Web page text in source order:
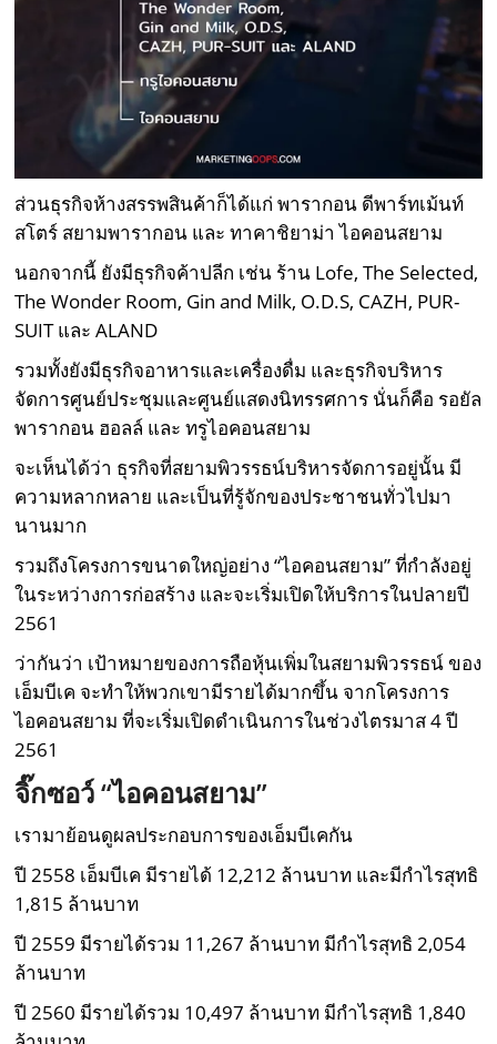
ส่วนธุรกิจห้างสรรพสินค้าก็ได้แก่ พารากอน ดีพาร์ทเม้นท์
สโตร์ สยามพารากอน และ ทาคาชิยาม่า ไอคอนสยาม
นอกจากนี้ ยังมีธุรกิจค้าปลีก เช่น ร้าน Lofe, The Selected,
The Wonder Room, Gin and Milk, O.D.S, CAZH, PUR-
SUIT และ ALAND
รวมทั้งยังมีธุรกิจอาหารและเครื่องดื่ม และธุรกิจบริหาร
จัดการศูนย์ประชุมและศูนย์แสดงนิทรรศการ นั่นก็คือ รอยัล
พารากอน ฮอลล์ และ ทรูไอคอนสยาม
จะเห็นได้ว่า ธุรกิจที่สยามพิวรรธน์บริหารจัดการอยู่นั้น มี
ความหลากหลาย และเป็นที่รู้จักของประชาชนทั่วไปมา
นานมาก
รวมถึงโครงการขนาดใหญ่อย่าง “ไอคอนสยาม” ที่กำลังอยู่
ในระหว่างการก่อสร้าง และจะเริ่มเปิดให้บริการในปลายปี
2561
ว่ากันว่า เป้าหมายของการถือหุ้นเพิ่มในสยามพิวรรธน์ ของ
เอ็มบีเค จะทำให้พวกเขามีรายได้มากขึ้น จากโครงการ
ไอคอนสยาม ที่จะเริ่มเปิดดำเนินการในช่วงไตรมาส 4 ปี
2561
จิ๊กซอว์ “ไอคอนสยาม”
เรามาย้อนดูผลประกอบการของเอ็มบีเคกัน
ปี 2558 เอ็มบีเค มีรายได้ 12,212 ล้านบาท และมีกำไรสุทธิ
1,815 ล้านบาท
ปี 2559 มีรายได้รวม 11,267 ล้านบาท มีกำไรสุทธิ 2,054
ล้านบาท
ปี 2560 มีรายได้รวม 10,497 ล้านบาท มีกำไรสุทธิ 1,840